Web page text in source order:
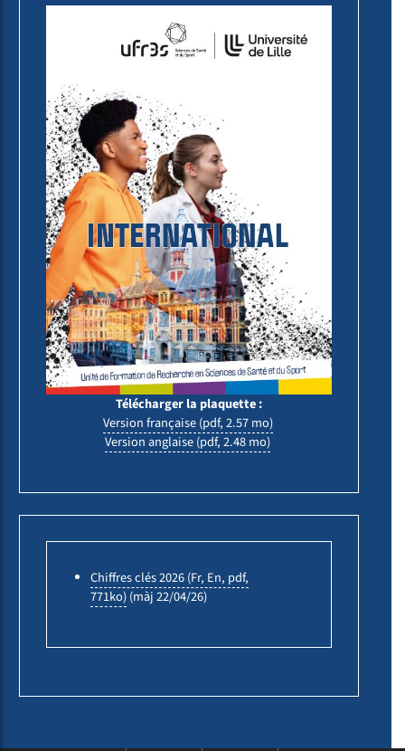
Télécharger la plaquette :
Version française (pdf, 2.57 mo)
Version anglaise (pdf, 2.48 mo)
Chiffres clés 2026 (Fr, En, pdf,
771ko)(màj 22/04/26)